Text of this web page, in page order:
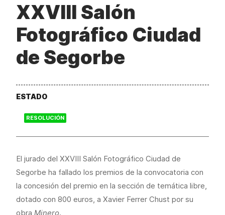
XXVIII Salón
Fotográfico Ciudad
de Segorbe
ESTADO
RESOLUCIÓN
El jurado del XXVIII Salón Fotográfico Ciudad de
Segorbe ha fallado los premios de la convocatoria con
la concesión del premio en la sección de temática libre,
dotado con 800 euros, a Xavier Ferrer Chust por su
obra Minero.